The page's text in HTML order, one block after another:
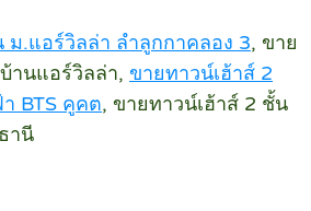
ม.แอร์วิลล่า ลำลูกกาคลอง 3, ขาย
านแอร์วิลล่า, ขายทาวน์เฮ้าส์ 2
BTS คูคต, ขายทาวน์เฮ้าส์ 2 ชั้น
านี